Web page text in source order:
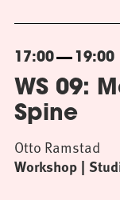
17:00 19:00
WS 09:
Spine
Workshop
Otto Ramstad